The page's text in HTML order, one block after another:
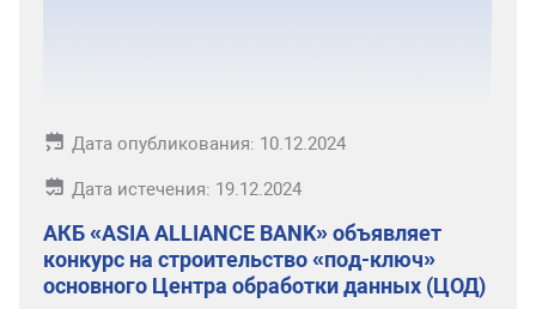
Дата опубликования: 10.12.2024
Дата истечения: 19.12.2024
АКБ «ASIA ALLIANCE BANK» объявляет
конкурс на строительство «под-ключ»
основного Центра обработки данных (ЦОД)